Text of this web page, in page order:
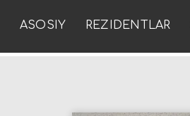
ASOSIY REZIDENTLAR